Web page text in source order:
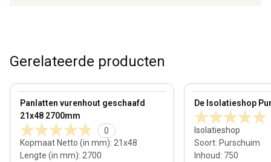
Gerelateerde producten
Panlatten vurenhout geschaafd
21x48 2700mm
0
Kopmaat Netto (in mm): 21x48
Lengte (in mm): 2700
View product De Isolatieshop
Isolatieshop
Soort: Purschuim
Inhoud: 750
View product